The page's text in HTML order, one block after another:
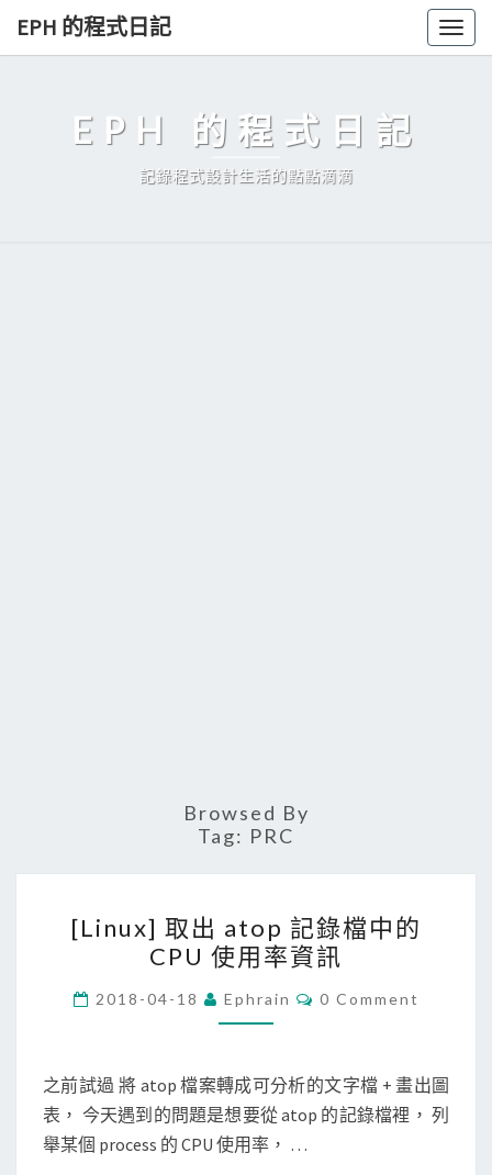
Skip
EPH 的程式日記
EPH 的程式日記
記錄程式設計生活的點點滴滴
Browsed By
Tag: PRC
L
i
n
u
]
取
出
[Linux] 取出 atop 記錄檔中的
CPU 使用率資訊
2018-04-18 Ephrain
C
N
T
S
0 Comment
之前試過 將 atop 檔案轉成可分析的文字檔 + 畫出圖
表， 今天遇到的問題是想要從 atop 的記錄檔裡， 列
舉某個 process 的 CPU 使用率， …